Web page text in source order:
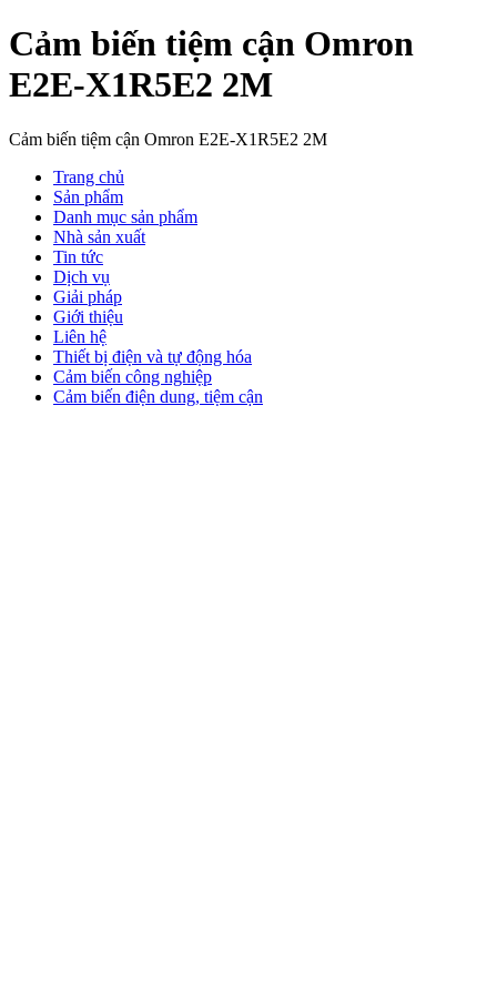
Cảm biến tiệm cận Omron
E2E-X1R5E2 2M
Cảm biến tiệm cận Omron E2E-X1R5E2 2M
Trang chủ
Sản phẩm
Danh mục sản phẩm
Nhà sản xuất
Tin tức
Dịch vụ
Giải pháp
Giới thiệu
Liên hệ
Thiết bị điện và tự động hóa
Cảm biến công nghiệp
Cảm biến điện dung, tiệm cận